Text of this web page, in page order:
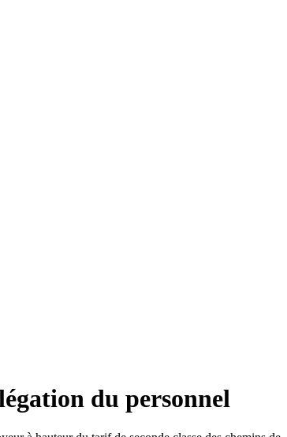
du personnel